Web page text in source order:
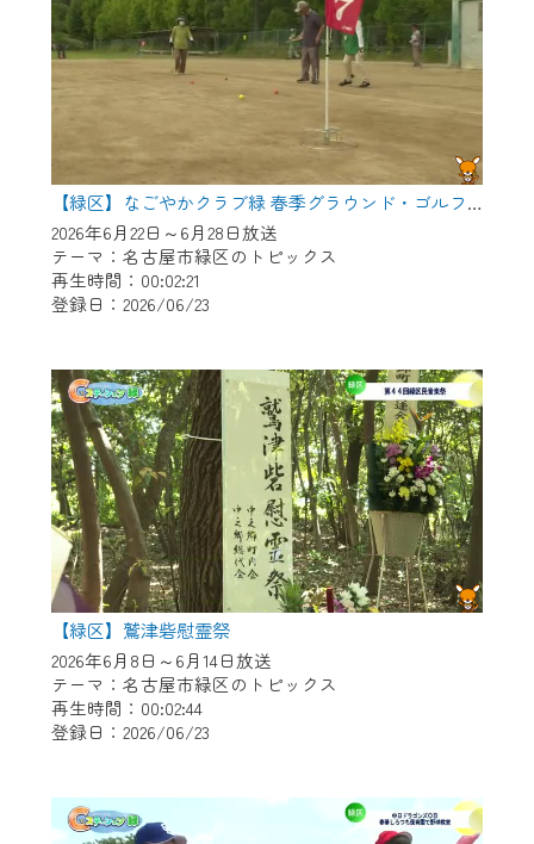
【緑区】なごやかクラブ緑 春季グラウンド・ゴルフ大会
2026年6月22日～6月28日放送
テーマ：名古屋市緑区のトピックス
再生時間：00:02:21
登録日：2026/06/23
【緑区】鷲津砦慰霊祭
2026年6月8日～6月14日放送
テーマ：名古屋市緑区のトピックス
再生時間：00:02:44
登録日：2026/06/23